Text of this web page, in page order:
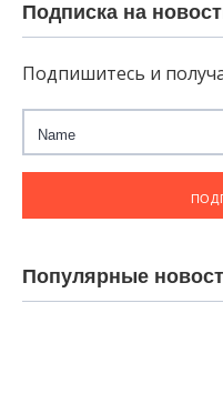
Подписка на
Подпишитесь и
Популярные